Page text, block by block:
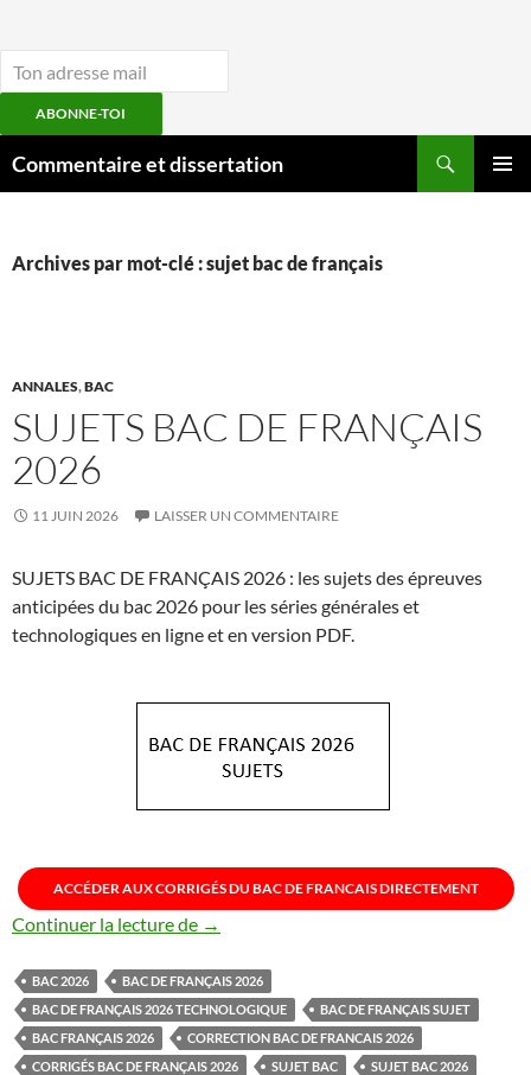
ABONNE-TOI
auCommentaire et dissertation
Archives par mot-clé : sujet bac de français
ANNALES,BAC
SUJETS BAC DE FRANÇAIS
2026
11 JUIN 2026 LAISSER UN COMMENTAIRE
SUJETS BAC DE FRANÇAIS 2026 : les sujets des épreuves
anticipées du bac 2026 pour les séries générales et
technologiques en ligne et en version PDF.
ACCÉDER AUX CORRIGÉS DU BAC DE FRANCAIS DIRECTEMENT
Continuer la lecture de SUJETS BAC DE FRANÇAIS 2026
→
BAC 2026
BAC DE FRANÇAIS 2026
BAC DE FRANÇAIS 2026 TECHNOLOGIQUE
BAC DE FRANÇAIS SUJET
BAC FRANÇAIS 2026
CORRECTION BAC DE FRANCAIS 2026
CORRIGÉS BAC DE FRANÇAIS 2026
SUJET BAC
SUJET BAC 2026